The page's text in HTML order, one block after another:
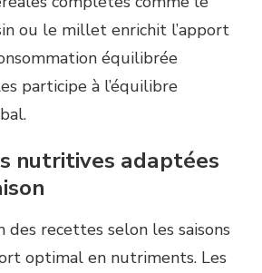
ou le millet enrichit l’apport
équilibrée
participe à l’équilibre
nutritives adaptées
des recettes selon les saisons
optimal en nutriments. Les